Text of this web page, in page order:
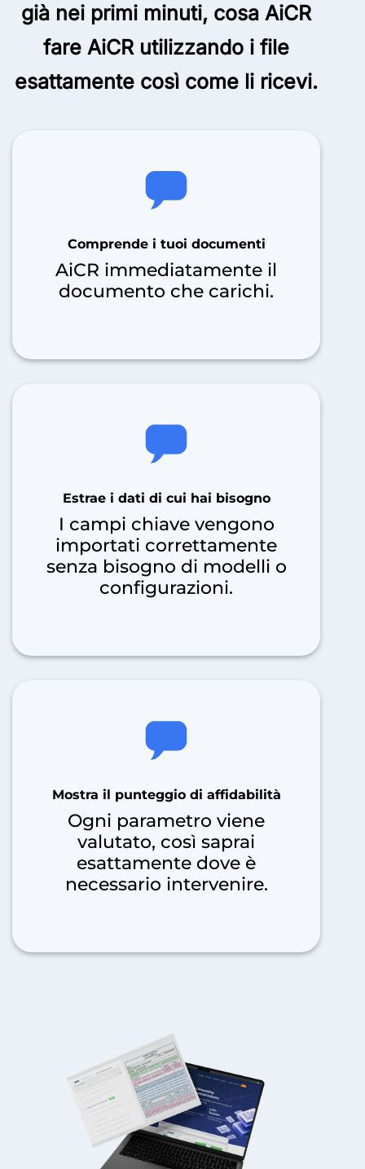
già nei primi minuti, cosa AiCR
fare AiCR utilizzando i file
esattamente così come li ricevi.
Comprende i tuoi documenti
AiCR immediatamente il
documento che carichi.
Estrae i dati di cui hai bisogno
I campi chiave vengono
importati correttamente
senza bisogno di modelli o
configurazioni.
Mostra il punteggio di affidabilità
Ogni parametro viene
valutato, così saprai
esattamente dove è
necessario intervenire.